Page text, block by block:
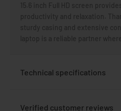
Technical specifications
Verified customer reviews